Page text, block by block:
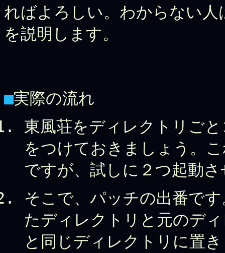
ればよろしい。わからない
を説明します。
■実際の流れ
東風荘をディレクトリご
をつけておきましょう。
ですが、試しに２つ起動
そこで、パッチの出番で
たディレクトリと元のデ
と同じディレクトリに置